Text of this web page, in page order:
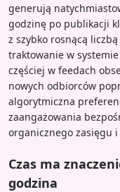
generują
godzinę po publikacji
z szybko rosnącą
traktowanie w
częściej w feedach
nowych odbiorców
algorytmiczna
zaangażowania
organicznego zasięgu i
Czas ma
godzina